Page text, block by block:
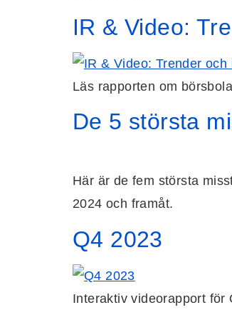
IR & Video:
Läs rapporten om
De 5 största
Här är de fem största
2024 och framåt.
Q4 2023
Interaktiv videorapport för